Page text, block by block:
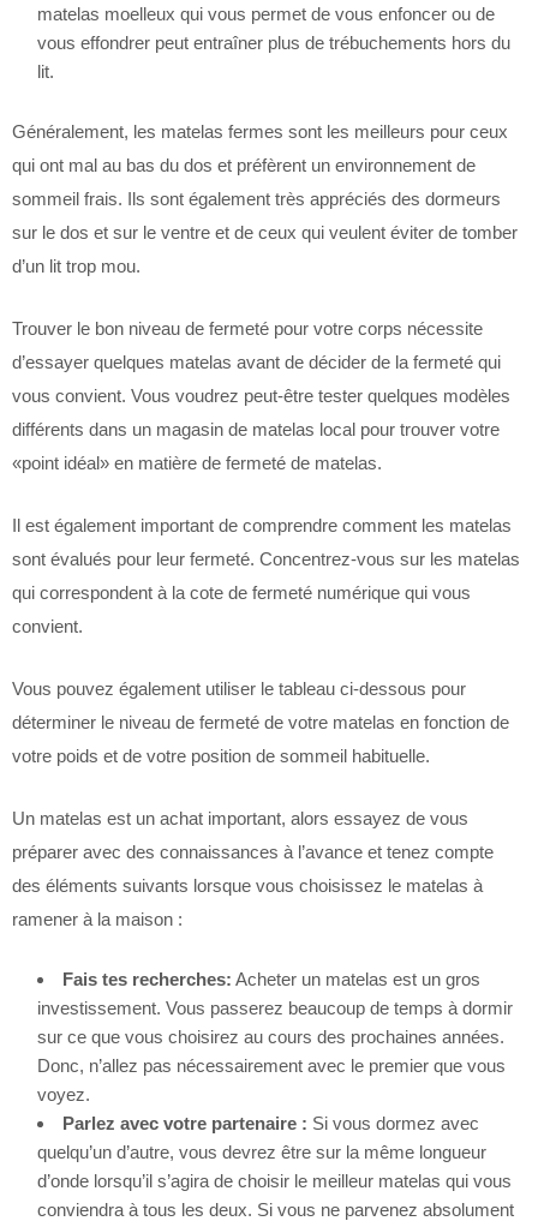
matelas moelleux qui vous permet de vous enfoncer ou de
vous effondrer peut entraîner plus de trébuchements hors du
lit.
Généralement, les matelas fermes sont les meilleurs pour ceux
qui ont mal au bas du dos et préfèrent un environnement de
sommeil frais. Ils sont également très appréciés des dormeurs
sur le dos et sur le ventre et de ceux qui veulent éviter de tomber
d’un lit trop mou.
Trouver le bon niveau de fermeté pour votre corps nécessite
d’essayer quelques matelas avant de décider de la fermeté qui
vous convient. Vous voudrez peut-être tester quelques modèles
différents dans un magasin de matelas local pour trouver votre
«point idéal» en matière de fermeté de matelas.
Il est également important de comprendre comment les matelas
sont évalués pour leur fermeté. Concentrez-vous sur les matelas
qui correspondent à la cote de fermeté numérique qui vous
convient.
Vous pouvez également utiliser le tableau ci-dessous pour
déterminer le niveau de fermeté de votre matelas en fonction de
votre poids et de votre position de sommeil habituelle.
Un matelas est un achat important, alors essayez de vous
préparer avec des connaissances à l’avance et tenez compte
des éléments suivants lorsque vous choisissez le matelas à
ramener à la maison :
Fais tes recherches: Acheter un matelas est un gros
investissement. Vous passerez beaucoup de temps à dormir
sur ce que vous choisirez au cours des prochaines années.
Donc, n’allez pas nécessairement avec le premier que vous
voyez.
Parlez avec votre partenaire : Si vous dormez avec
quelqu’un d’autre, vous devrez être sur la même longueur
d’onde lorsqu’il s’agira de choisir le meilleur matelas qui vous
conviendra à tous les deux. Si vous ne parvenez absolument